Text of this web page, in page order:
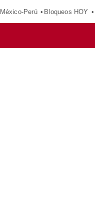
México-Perú Bloqueos HOY